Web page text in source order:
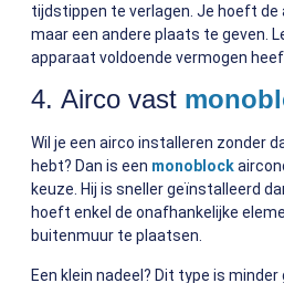
tijdstippen te verlagen. Je hoeft de
maar een andere plaats te geven.
apparaat voldoende vermogen
4. Airco vast
Wil je een airco installeren zonder
hebt? Dan is een monoblock
keuze. Hij is sneller geïnstalleerd
hoeft enkel de onafhankelijke
buitenmuur te plaatsen.
Een klein nadeel? Dit type is